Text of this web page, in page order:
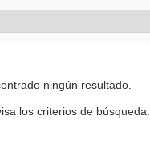
ningún resultado.
los criterios de búsqueda.